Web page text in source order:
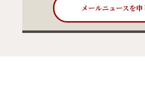
メールニュースを